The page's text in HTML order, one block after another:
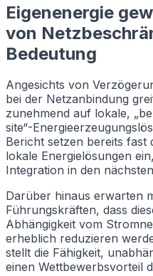
Eigenenergie
von
Bedeutung
Angesichts von
bei der Netzanbindung
zunehmend auf lokale,
site“-
Bericht setzen bereits
lokale Energielösungen
Integration in den
Darüber hinaus erwarten
Führungskräften, dass
Abhängigkeit vom
erheblich reduzieren
stellt die Fähigkeit,
einen Wettbewerbsvorteil